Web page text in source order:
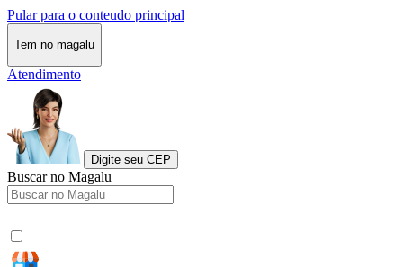
Pular para o conteudo principal
Tem no magalu
Atendimento
Digite seu CEP
Buscar no Magalu